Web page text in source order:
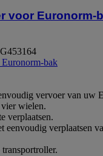
voor Euronorm-
bak
vervoer van uw
wielen.
verplaatsen.
eenvoudig verplaatsen